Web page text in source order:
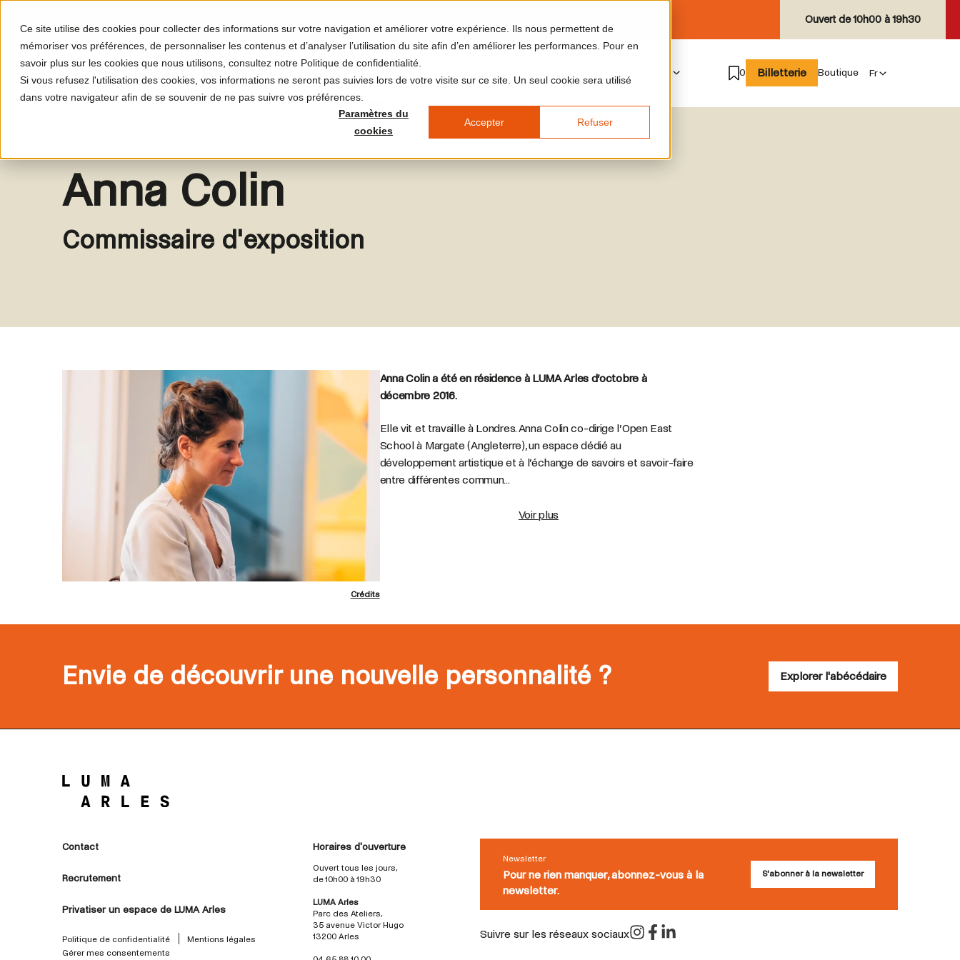
Ce site utilise des cookies pour collecter des informations sur votre navigation et améliorer votre expérience. Ils nous permettent de
mémoriser vos préférences, de personnaliser les contenus et d’analyser l’utilisation du site afin d’en améliorer les performances. Pour en
savoir plus sur les cookies que nous utilisons, consultez notre Politique de confidentialité.
Si vous refusez l'utilisation des cookies, vos informations ne seront pas suivies lors de votre visite sur ce site. Un seul cookie sera utilisé
dans votre navigateur afin de se souvenir de ne pas suivre vos préférences.
Paramètres du
cookies
Accepter Refuser
Ouvert de10h00 à 19h30
0 Billetterie Boutique
Anna Colin
Commissaire d'exposition
Crédits
Anna Colin a été en résidence à LUMA Arles d’octobre à
décembre 2016.
Elle vit et travaille à Londres.Anna Colin co-dirige l’Open East
School à Margate (Angleterre), un espace dédié au
développement artistique et à l’échange de savoirs et savoir-faire
entre différentes commun...
Voir plus
Envie de découvrir une nouvelle personnalité ? Explorer l'abécédaire
Contact
Recrutement
Privatiser un espace de LUMA Arles
Politique de confidentialité
Mentions légales
Gérer mes consentements
Horaires d'ouverture
Ouvert tous les jours,
de 10h00 à 19h30
LUMA Arles
Parc des Ateliers,
35 avenue Victor Hugo
13200 Arles
Newsletter
Pour ne rien manquer, abonnez-vous à la
newsletter.
S'abonner à la newsletter
Suivre sur les réseaux sociaux